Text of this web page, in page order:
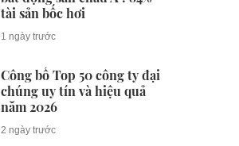
tài sản bốc hơi
1 ngày trước
Công bố Top 50 công ty đại
chúng uy tín và hiệu quả
năm 2026
2 ngày trước